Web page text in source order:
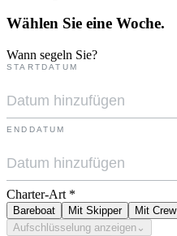
Wählen Sie eine Woche.
Wann segeln Sie?
STARTDATUM
ENDDATUM
Charter-Art *
Bareboat Mit Skipper
Mit Crew
Aufschlüsselung anzeigen ⌄